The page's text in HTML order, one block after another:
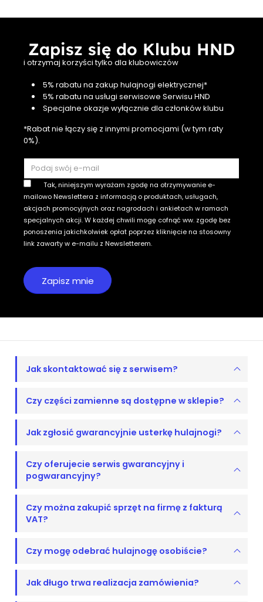
Zapisz się do Klubu HND
i otrzymaj korzyści tylko dla klubowiczów
5% rabatu na zakup hulajnogi elektrycznej*
5% rabatu na usługi serwisowe Serwisu HND
Specjalne okazje wyłącznie dla członków klubu
*Rabat nie łączy się z innymi promocjami (w tym raty
0%).
Tak, niniejszym wyrażam zgodę na otrzymywanie e-
mailowo Newslettera z informacją o produktach, usługach,
akcjach promocyjnych oraz nagrodach i ankietach w ramach
specjalnych akcji. W każdej chwili mogę cofnąć ww. zgodę bez
ponoszenia jakichkolwiek opłat poprzez kliknięcie na stosowny
link zawarty w e-mailu z Newsletterem.
Jak skontaktować się z serwisem?
Czy części zamienne są dostępne w sklepie?
Jak zgłosić gwarancyjnie usterkę hulajnogi?
Czy oferujecie serwis gwarancyjny i
pogwarancyjny?
Czy można zakupić sprzęt na firmę z fakturą
VAT?
Czy mogę odebrać hulajnogę osobiście?
Jak długo trwa realizacja zamówienia?